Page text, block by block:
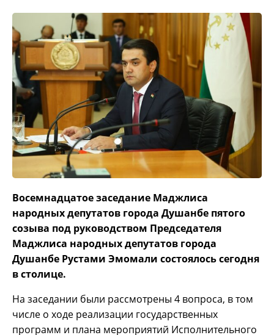
Восемнадцатое заседание Маджлиса
народных депутатов города Душанбе пятого
созыва под руководством Председателя
Маджлиса народных депутатов города
Душанбе Рустами Эмомали соcтоялось сегодня
в столице.
На заседании были рассмотрены 4 вопроса, в том
числе о ходе реализации государственных
программ и плана мероприятий Исполнительного